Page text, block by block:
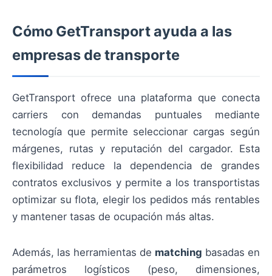
Cómo GetTransport ayuda a las
empresas de transporte
GetTransport ofrece una plataforma que conecta
carriers con demandas puntuales mediante
tecnología que permite seleccionar cargas según
márgenes, rutas y reputación del cargador. Esta
flexibilidad reduce la dependencia de grandes
contratos exclusivos y permite a los transportistas
optimizar su flota, elegir los pedidos más rentables
y mantener tasas de ocupación más altas.
Además, las herramientas de matching basadas en
parámetros logísticos (peso, dimensiones,